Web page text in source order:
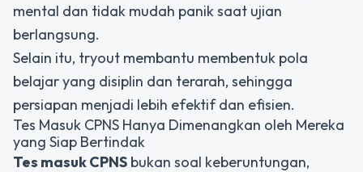
mental dan tidak mudah panik saat ujian
berlangsung.
Selain itu, tryout membantu membentuk pola
belajar yang disiplin dan terarah, sehingga
persiapan menjadi lebih efektif dan efisien.
Tes Masuk CPNS Hanya Dimenangkan oleh Mereka
yang Siap Bertindak
Tes masuk CPNS bukan soal keberuntungan,